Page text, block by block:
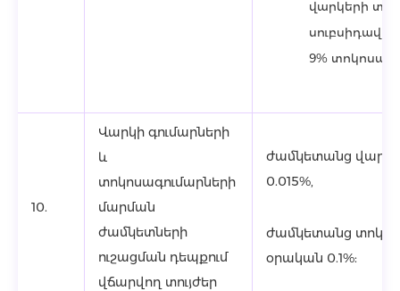
վարկերի
9%
10.
Վարկի գումարների
և
տոկոսագումարների
մարման
ժամկետների
ուշացման դեպքում
վճարվող տույժեր
ժամկետանց
0.015%,
ժամկետանց
օրական 0.1%: